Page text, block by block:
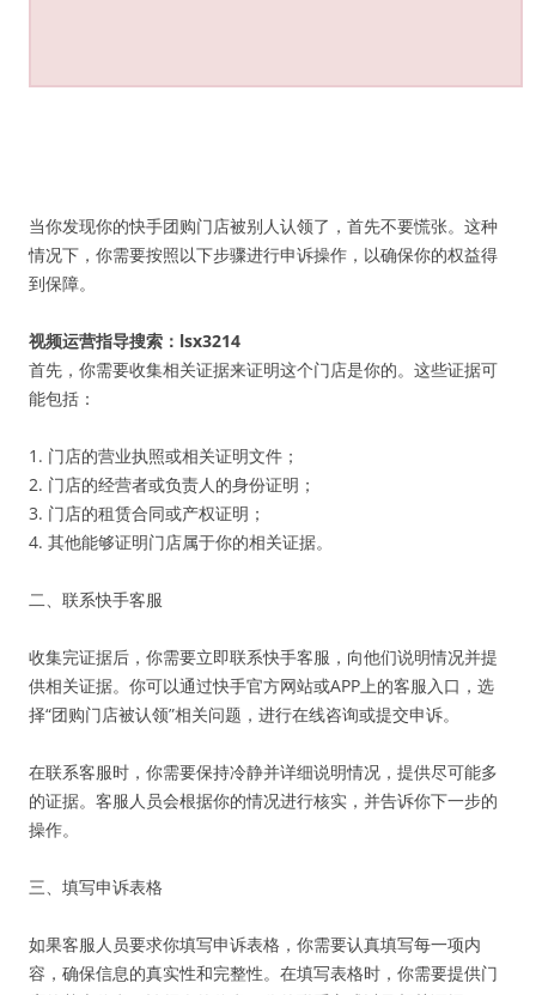
当你发现你的快手团购门店被别人认领了，首先不要慌张。这种
情况下，你需要按照以下步骤进行申诉操作，以确保你的权益得
到保障。
视频运营指导搜索：lsx3214
首先，你需要收集相关证据来证明这个门店是你的。这些证据可
能包括：
1. 门店的营业执照或相关证明文件；
2. 门店的经营者或负责人的身份证明；
3. 门店的租赁合同或产权证明；
4. 其他能够证明门店属于你的相关证据。
二、联系快手客服
收集完证据后，你需要立即联系快手客服，向他们说明情况并提
供相关证据。你可以通过快手官方网站或APP上的客服入口，选
择“团购门店被认领”相关问题，进行在线咨询或提交申诉。
在联系客服时，你需要保持冷静并详细说明情况，提供尽可能多
的证据。客服人员会根据你的情况进行核实，并告诉你下一步的
操作。
三、填写申诉表格
如果客服人员要求你填写申诉表格，你需要认真填写每一项内
容，确保信息的真实性和完整性。在填写表格时，你需要提供门